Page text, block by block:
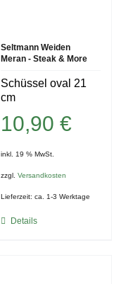
Seltmann Weiden
Meran - Steak & More
Schüssel oval 21
cm
10,90€
inkl. 19 % MwSt.
zzgl.Versandkosten
Lieferzeit:ca. 1-3 Werktage
Details